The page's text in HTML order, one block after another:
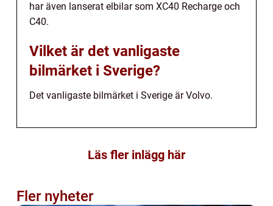
har även lanserat elbilar som XC40 Recharge och
C40.
Vilket är det vanligaste
bilmärket i Sverige?
Det vanligaste bilmärket i Sverige är Volvo.
Läs fler inlägg här
Fler nyheter